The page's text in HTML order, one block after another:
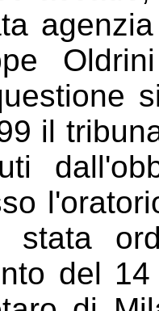
il
stata
del